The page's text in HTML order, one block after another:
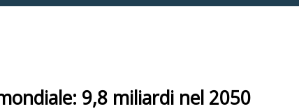
9,8 miliardi nel 2050